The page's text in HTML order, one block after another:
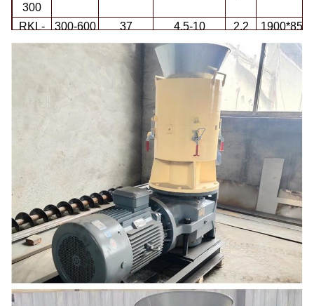
300
RKL-
350
300-600 37 4.5-10 2,2
4,3
RKL-
1000-
5,5
RKL-
1500-
2500
160 4.5-12 6,8
1200
5000
320 4.5-15 19